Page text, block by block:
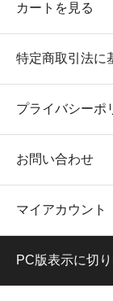
カートを見る
特定商取引法に
プライバシーポ
お問い合わせ
マイアカウント
PC版表示に切